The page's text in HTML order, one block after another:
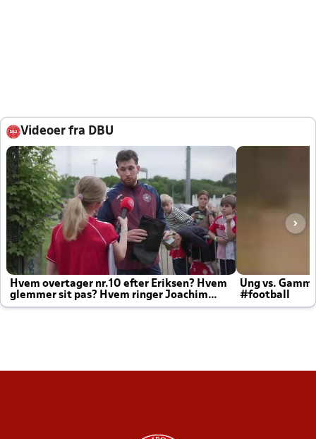
Videoer fra DBU
Hvem overtager nr.10 efter Eriksen? Hvem
glemmer sit pas? Hvem ringer Joachim
altid til efter kampe?
Ung vs.
#football